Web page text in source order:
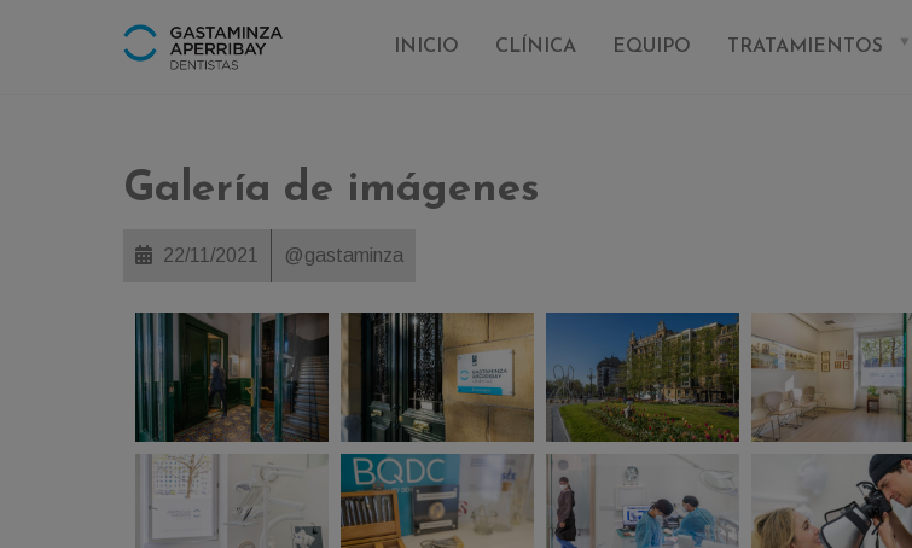
INICIO CLÍNICA EQUIPO TRATAMIENTOS
Galería de imágenes
22/11/2021 @gastaminza